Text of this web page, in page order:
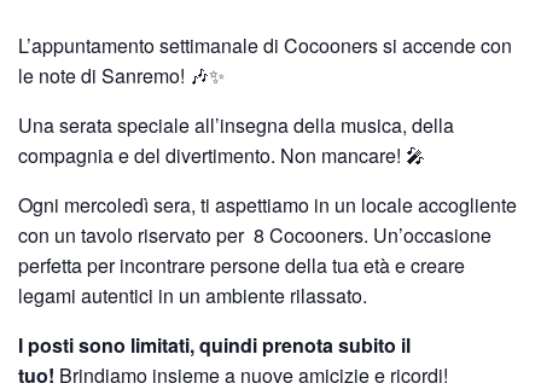
L’appuntamento settimanale di Cocooners si accende con
le note di Sanremo! 🎶✨
Una serata speciale all’insegna della musica, della
compagnia e del divertimento. Non mancare! 🎤
Ogni mercoledì sera, ti aspettiamo in un locale accogliente
con un tavolo riservato per 8 Cocooners. Un’occasione
perfetta per incontrare persone della tua età e creare
legami autentici in un ambiente rilassato.
I posti sono limitati, quindi prenota subito il
tuo! Brindiamo insieme a nuove amicizie e ricordi!